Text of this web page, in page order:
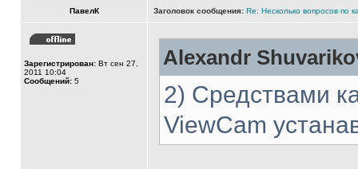
ПавелК Заголовок сообщения: Re: Несколько вопросов по
Зарегистрирован: Вт сен 27,
2011 10:04
Сообщений: 5
Alexandr
2) Средствами
ViewCam